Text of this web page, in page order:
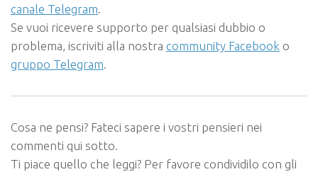
canale Telegram.
Se vuoi ricevere supporto per qualsiasi dubbio o
problema, iscriviti alla nostra community Facebook o
gruppo Telegram.
Cosa ne pensi? Fateci sapere i vostri pensieri nei
commenti qui sotto.
Ti piace quello che leggi? Per favore condividilo con gli